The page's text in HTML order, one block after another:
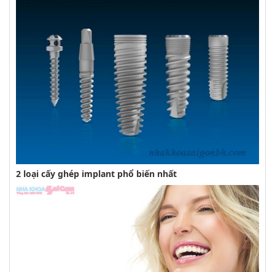
2 loại cấy ghép implant phổ biến nhất